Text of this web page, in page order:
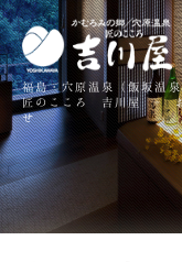
福島・穴原温泉（飯坂温
匠のこころ 吉川屋 -
せ
! 吉川屋のコ
TOP
温泉